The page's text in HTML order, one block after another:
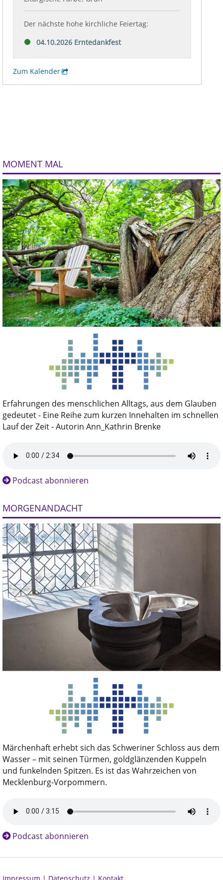
MOMENT MAL
Erfahrungen des menschlichen Alltags, aus dem Glauben
gedeutet - Eine Reihe zum kurzen Innehalten im schnellen
Lauf der Zeit - Autorin Ann_Kathrin Brenke
Podcast abonnieren
MORGENANDACHT
Märchenhaft erhebt sich das Schweriner Schloss aus dem
Wasser – mit seinen Türmen, goldglänzenden Kuppeln
und funkelnden Spitzen. Es ist das Wahrzeichen von
Mecklenburg-Vorpommern.
Podcast abonnieren